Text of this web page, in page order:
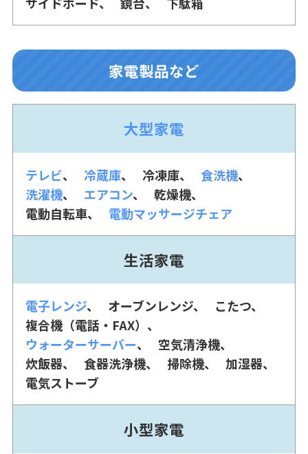
家電製品など
大型家電
テレビ 冷蔵庫 冷凍庫
食洗機
洗濯機
エアコン
乾燥機
電動自転車
電動マッサージチェア
生活家電
電子レンジ オーブンレンジ
こたつ
複合機（電話・FAX）
ウォーターサーバー
空気清浄機
炊飯器
食器洗浄機 掃除機
加湿器
電気ストーブ
小型家電